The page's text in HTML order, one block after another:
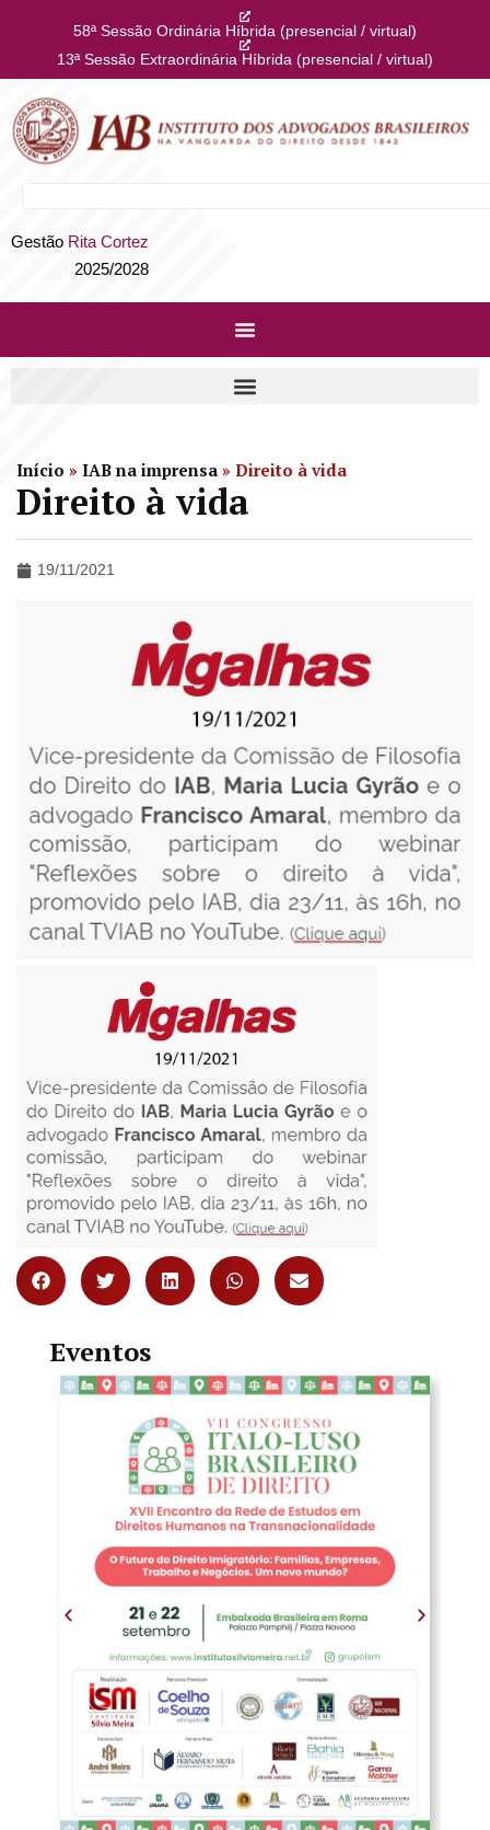
58ª Sessão Ordinária Híbrida (presencial / virtual)
13ª Sessão Extraordinária Híbrida (presencial / virtual)
Gestão Rita Cortez
2025/2028
Início » IAB na imprensa » Direito à vida
Direito à vida
19/11/2021
Eventos